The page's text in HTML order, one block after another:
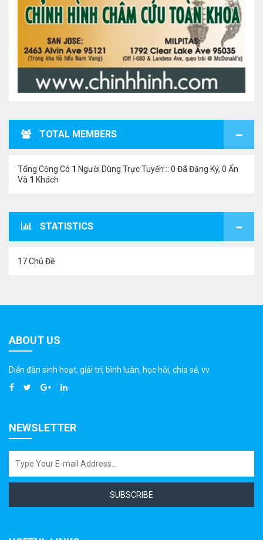
TOTAL MEMBERS
Tổng Cộng Có 1 Người Dùng Trực Tuyến :: 0 Đã Đăng Ký, 0 Ẩn
Và 1 Khách
STATISTICS
17 Chủ Đề
ABOUT US
Diễn đàn sinh hoạt, giải trí, bình luân, học hỏi, chia sẻ, vv.
NEWSLETTER
SUBSCRIBE